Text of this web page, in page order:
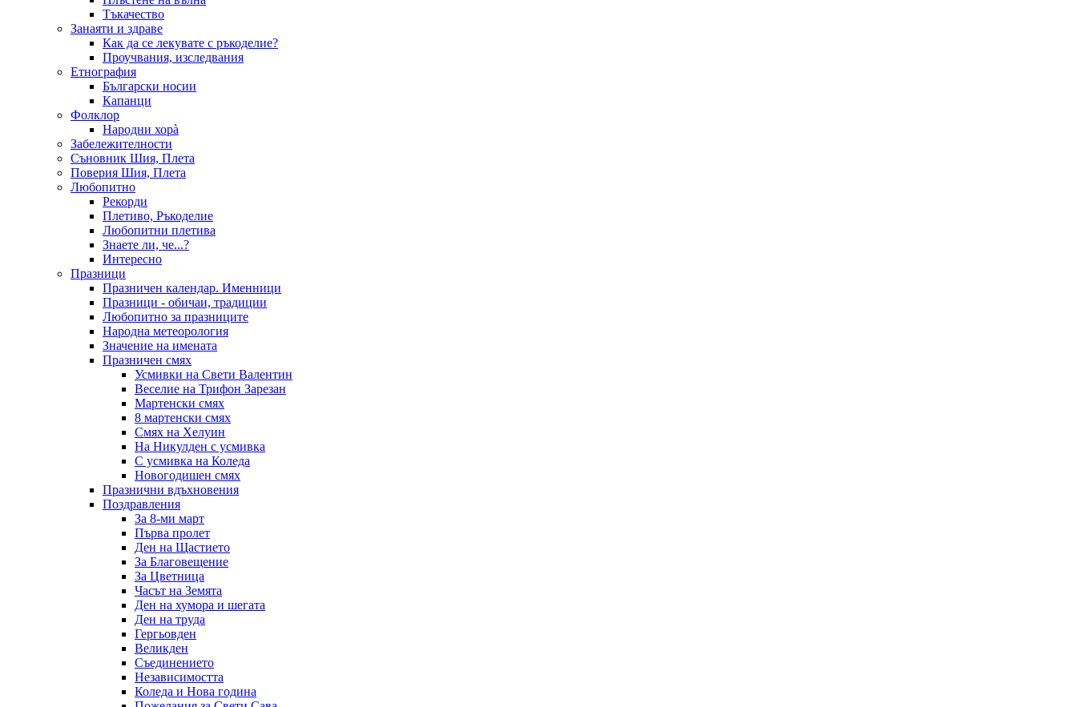
Тъкачество
Занаяти и здраве
Как да се лекувате с ръкоделие?
Проучвания, изследвания
Етнография
Български носии
Капанци
Фолклор
Народни хорà
Забележителности
Съновник Шия, Плета
Поверия Шия, Плета
Любопитно
Рекорди
Плетиво, Ръкоделие
Любопитни плетива
Знаете ли, че...?
Интересно
Празници
Празничен календар. Именници
Празници - обичаи, традиции
Любопитно за празниците
Народна метеорология
Значение на имената
Празничен смях
Усмивки на Свети Валентин
Веселие на Трифон Зарезан
Мартенски смях
8 мартенски смях
Смях на Хелуин
На Никулден с усмивка
С усмивка на Коледа
Новогодишен смях
Празнични вдъхновения
Поздравления
За 8-ми март
Първа пролет
Ден на Щастието
За Благовещение
За Цветница
Часът на Земята
Ден на хумора и шегата
Ден на труда
Гергьовден
Великден
Съединението
Независимостта
Коледа и Нова година